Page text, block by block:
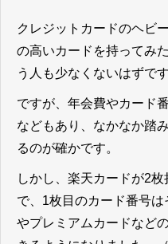
クレジットカードのヘビ
の高いカードを持ってみ
う人も少なくないはずです
ですが、年会費やカード
などもあり、なかなか踏
るのが確かです。
しかし、楽天カードが2
で、1枚目のカード番号
やプレミアムカードなど